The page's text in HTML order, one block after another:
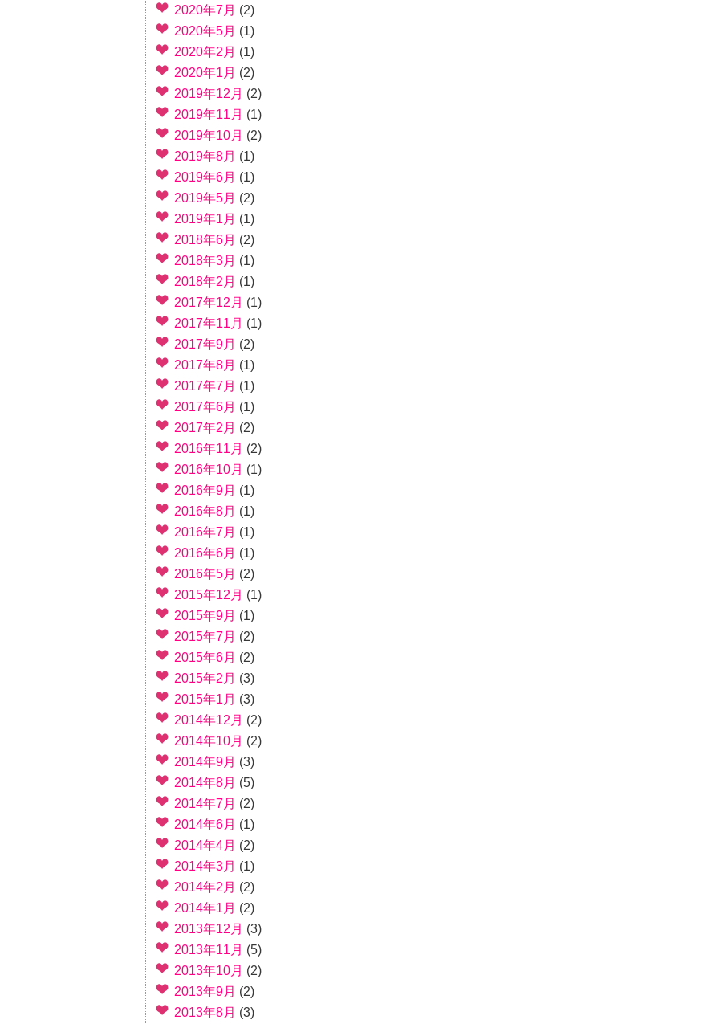
2020年7月 (2)
2020年5月 (1)
2020年2月 (1)
2020年1月 (2)
2019年12月 (2)
2019年11月 (1)
2019年10月 (2)
2019年8月 (1)
2019年6月 (1)
2019年5月 (2)
2019年1月 (1)
2018年6月 (2)
2018年3月 (1)
2018年2月 (1)
2017年12月 (1)
2017年11月 (1)
2017年9月 (2)
2017年8月 (1)
2017年7月 (1)
2017年6月 (1)
2017年2月 (2)
2016年11月 (2)
2016年10月 (1)
2016年9月 (1)
2016年8月 (1)
2016年7月 (1)
2016年6月 (1)
2016年5月 (2)
2015年12月 (1)
2015年9月 (1)
2015年7月 (2)
2015年6月 (2)
2015年2月 (3)
2015年1月 (3)
2014年12月 (2)
2014年10月 (2)
2014年9月 (3)
2014年8月 (5)
2014年7月 (2)
2014年6月 (1)
2014年4月 (2)
2014年3月 (1)
2014年2月 (2)
2014年1月 (2)
2013年12月 (3)
2013年11月 (5)
2013年10月 (2)
2013年9月 (2)
2013年8月 (3)